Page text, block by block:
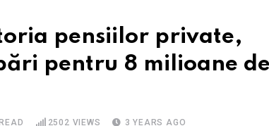
pensiilor private,
pentru 8 milioane de
2502 VIEWS 3 YEARS AGO